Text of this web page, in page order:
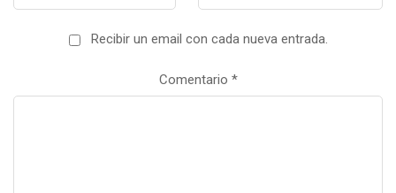
Recibir un email con cada nueva entrada.
Comentario *